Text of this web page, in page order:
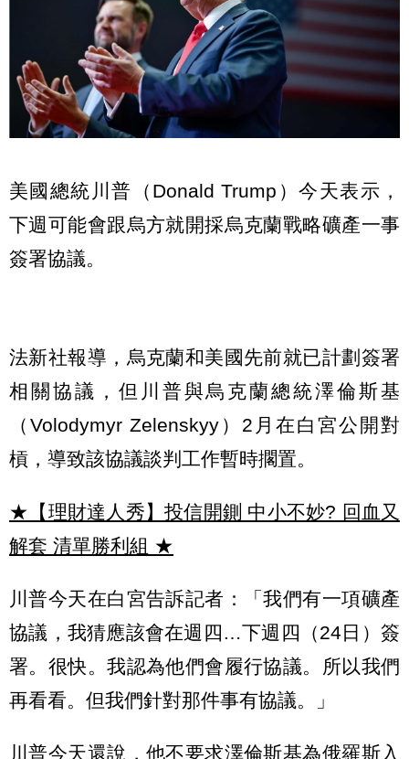
美國總統川普（Donald Trump）今天表示，
下週可能會跟烏方就開採烏克蘭戰略礦產一事
簽署協議。
法新社報導，烏克蘭和美國先前就已計劃簽署
相關協議，但川普與烏克蘭總統澤倫斯基
（Volodymyr Zelenskyy）2月在白宮公開對
槓，導致該協議談判工作暫時擱置。
★【理財達人秀】投信開鍘 中小不妙? 回血又
解套 清單勝利組 ★
川普今天在白宮告訴記者：「我們有一項礦產
協議，我猜應該會在週四…下週四（24日）簽
署。很快。我認為他們會履行協議。所以我們
再看看。但我們針對那件事有協議。」
川普今天還說，他不要求澤倫斯基為俄羅斯入